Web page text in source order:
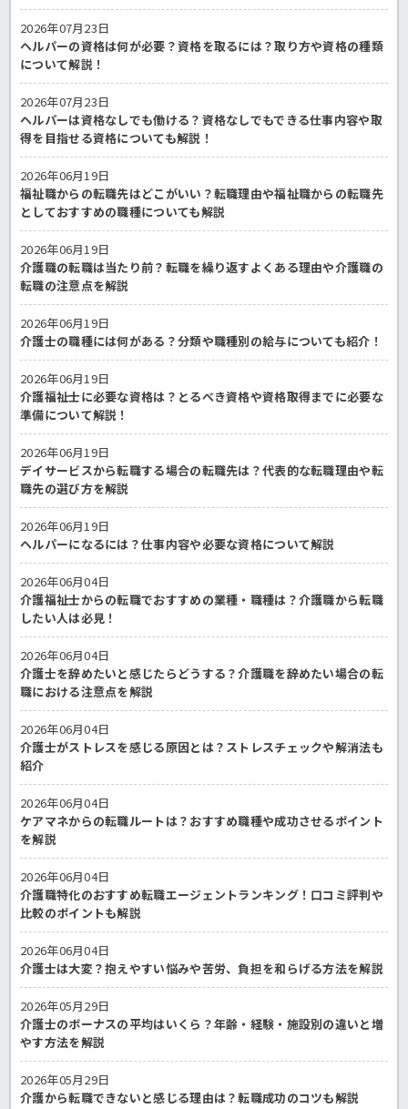
2026年07月23日
ヘルパーの資格は何が必要？資格を取るには？取り方や資格の種類
について解説！
2026年07月23日
ヘルパーは資格なしでも働ける？資格なしでもできる仕事内容や取
得を目指せる資格についても解説！
2026年06月19日
福祉職からの転職先はどこがいい？転職理由や福祉職からの転職先
としておすすめの職種についても解説
2026年06月19日
介護職の転職は当たり前？転職を繰り返すよくある理由や介護職の
転職の注意点を解説
2026年06月19日
介護士の職種には何がある？分類や職種別の給与についても紹介！
2026年06月19日
介護福祉士に必要な資格は？とるべき資格や資格取得までに必要な
準備について解説！
2026年06月19日
デイサービスから転職する場合の転職先は？代表的な転職理由や転
職先の選び方を解説
2026年06月19日
ヘルパーになるには？仕事内容や必要な資格について解説
2026年06月04日
介護福祉士からの転職でおすすめの業種・職種は？介護職から転職
したい人は必見！
2026年06月04日
介護士を辞めたいと感じたらどうする？介護職を辞めたい場合の転
職における注意点を解説
2026年06月04日
介護士がストレスを感じる原因とは？ストレスチェックや解消法も
紹介
2026年06月04日
ケアマネからの転職ルートは？おすすめ職種や成功させるポイント
を解説
2026年06月04日
介護職特化のおすすめ転職エージェントランキング！口コミ評判や
比較のポイントも解説
2026年06月04日
介護士は大変？抱えやすい悩みや苦労、負担を和らげる方法を解説
2026年05月29日
介護士のボーナスの平均はいくら？年齢・経験・施設別の違いと増
やす方法を解説
2026年05月29日
介護から転職できないと感じる理由は？転職成功のコツも解説